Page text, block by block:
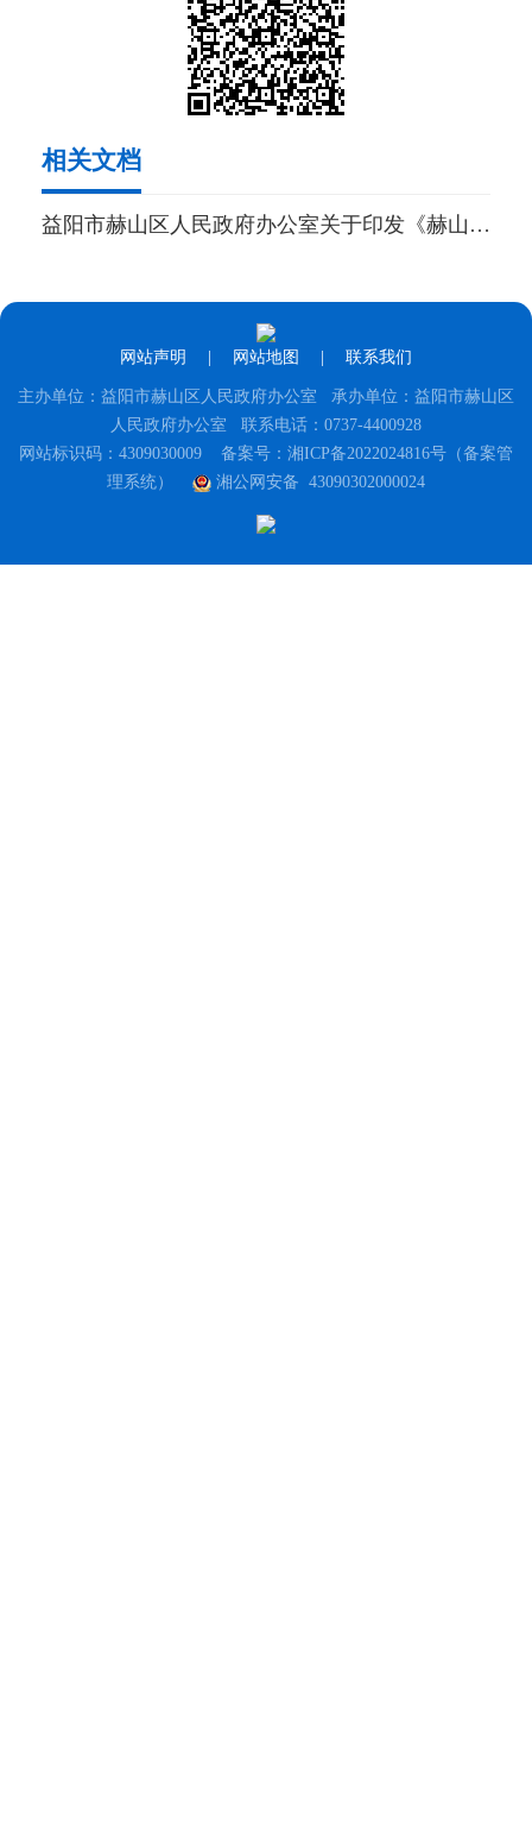
相关文档
益阳市赫山区人民政府办公室关于印发《赫山区2022年开展“纾困增效” 专项行动实施方案》的通知
网站声明 网站地图 联系我们
主办单位：益阳市赫山区人民政府办公室 承办单位：益阳市赫山区
人民政府办公室 联系电话：0737-4400928
网站标识码：4309030009 备案号：湘ICP备2022024816号（备案管
理系统）
湘公网安备 43090302000024